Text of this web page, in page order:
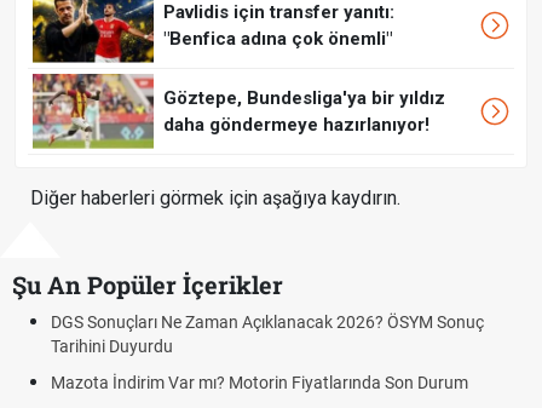
Pavlidis için transfer yanıtı:
"Benfica adına çok önemli"
Göztepe, Bundesliga'ya bir yıldız
daha göndermeye hazırlanıyor!
Diğer haberleri görmek için aşağıya kaydırın.
Şu An Popüler İçerikler
Ne Zaman Açıklanacak 2026? ÖSYM Sonuç
Var mı? Motorin Fiyatlarında Son Durum
Hradec
Hradec